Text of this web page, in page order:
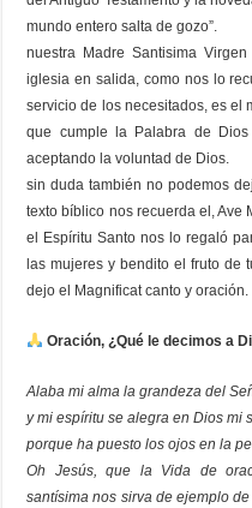
mundo entero salta de gozo”.
nuestra Madre Santisima
iglesia en salida, como nos lo
servicio de los necesitados, es el
que cumple la Palabra de
aceptando la voluntad de Dios.
sin duda también no podemos
texto bíblico nos recuerda el, Ave
el Espíritu Santo nos lo regaló
las mujeres y bendito el fruto de
dejo el Magnificat canto y oración.
Oración, ¿Qué le decimos a
Alaba mi alma la grandeza del
y mi espíritu se alegra en Dios mi
porque ha puesto los ojos en la
Oh Jesús, que la Vida de
santísima nos sirva de ejemplo